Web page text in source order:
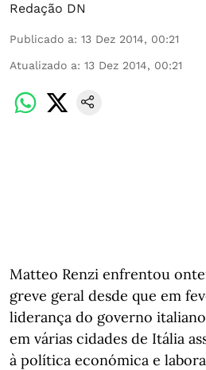
Redação DN
Publicado a: 13 Dez 2014, 00:21
Atualizado a: 13 Dez 2014, 00:21
Matteo Renzi enfrentou
greve geral desde que em
liderança do governo
em várias cidades de Itália
à política económica e